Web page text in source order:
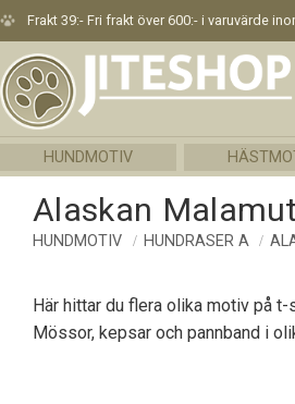
Frakt 39:- Fri frakt över 600:- i varuvärde
HUNDMOTIV
Alaskan
HUNDMOTIV HUNDRASER A
Här hittar du flera olika motiv på
Mössor, kepsar och pannband i